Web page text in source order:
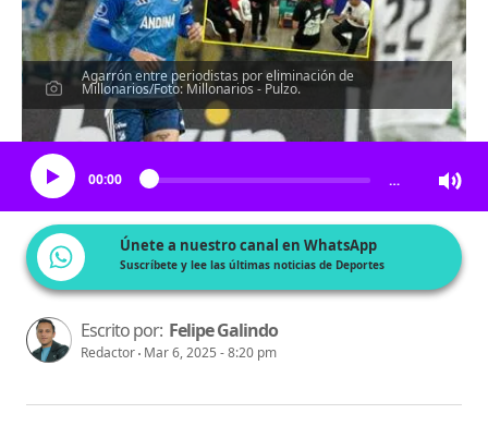
Agarrón entre periodistas por eliminación de
Millonarios/Foto: Millonarios - Pulzo.
Escucha el artículo
00:00 …
Únete a nuestro canal en WhatsApp
Suscríbete y lee las últimas noticias de Deportes
Escrito por: Felipe Galindo
Redactor Mar 6, 2025 - 8:20 pm